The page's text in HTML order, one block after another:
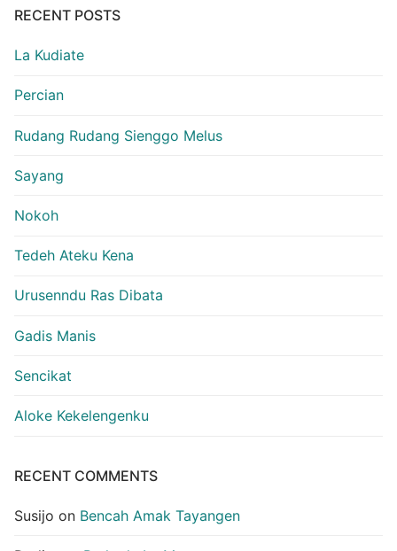
RECENT POSTS
La Kudiate
Percian
Rudang Rudang Sienggo Melus
Sayang
Nokoh
Tedeh Ateku Kena
Urusenndu Ras Dibata
Gadis Manis
Sencikat
Aloke Kekelengenku
RECENT COMMENTS
Susijo on Bencah Amak Tayangen